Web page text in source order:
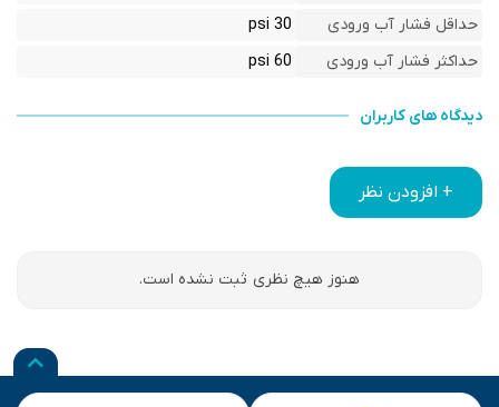
حداقل فشار آب ورودی
30 psi
حداکثر فشار آب ورودی
60 psi
دیدگاه های کاربران
+ افزودن نظر
هنوز هیچ نظری ثبت نشده است.